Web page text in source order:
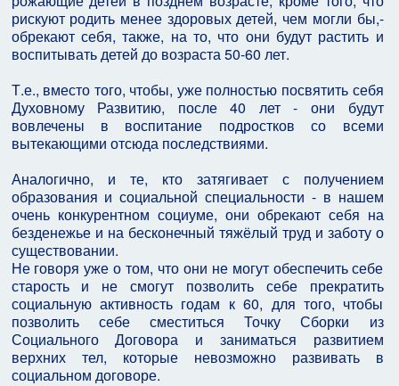
рискуют родить менее здоровых детей, чем могли бы,-
обрекают себя, также, на то, что они будут растить и
воспитывать детей до возраста 50-60 лет.
Т.е., вместо того, чтобы, уже полностью посвятить себя
Духовному Развитию, после 40 лет - они будут
вовлечены в воспитание подростков со всеми
вытекающими отсюда последствиями.
Аналогично, и те, кто затягивает с получением
образования и социальной специальности - в нашем
очень конкурентном социуме, они обрекают себя на
безденежье и на бесконечный тяжёлый труд и заботу о
существовании.
Не говоря уже о том, что они не могут обеспечить себе
старость и не смогут позволить себе прекратить
социальную активность годам к 60, для того, чтобы
позволить себе сместиться Точку Сборки из
Социального Договора и заниматься развитием
верхних тел, которые невозможно развивать в
социальном договоре.